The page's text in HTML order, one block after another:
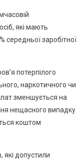
які мають
середньої заробітної
потерпілого
наркотичного чи
зменшується на
нещасного випадку
коштом
які допустили